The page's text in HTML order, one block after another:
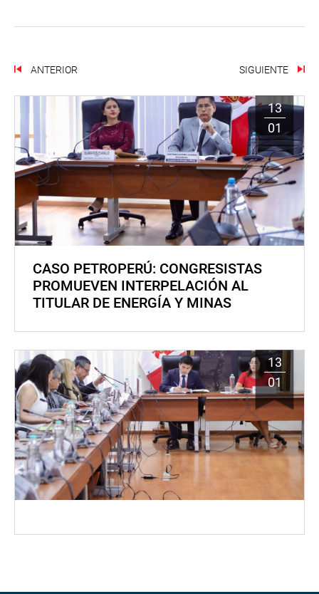
ANTERIOR SIGUIENTE
13
01
CASO PETROPERÚ: CONGRESISTAS
PROMUEVEN INTERPELACIÓN AL
TITULAR DE ENERGÍA Y MINAS
13
01